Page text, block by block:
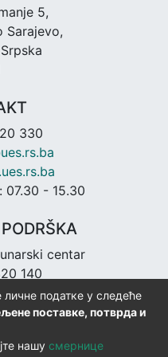
5,
Sarajevo,
330
07.30 - 15.30
centar
140
податке у следеће
поставке, потврда и
нашу смернице